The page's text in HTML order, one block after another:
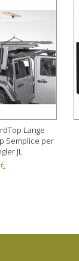
Lange
Semplice per
JL